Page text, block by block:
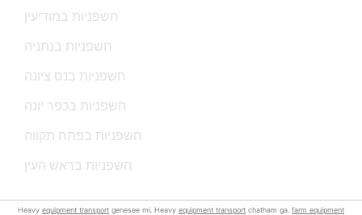
חשפניות במודיעין
חשפניות בנתניה
חשפניות בנס ציונה
חשפניות בכפר יונה
חשפניות בפתח תקווה
חשפניות בראש העין
Heavy equipment transport genesee mi. Heavy equipment transport chatham ga. farm equipment